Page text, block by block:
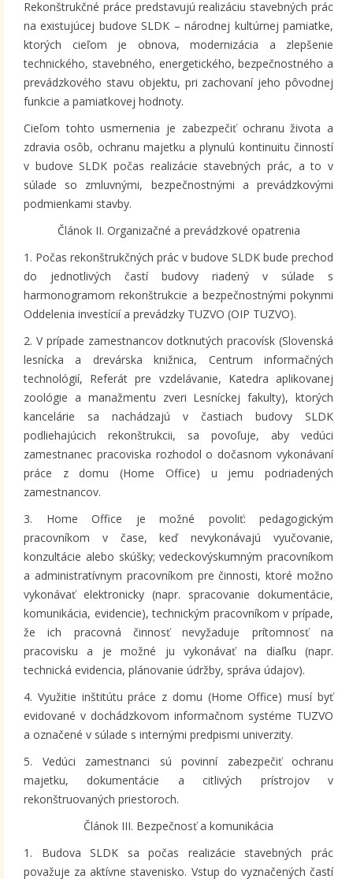
Rekonštrukčné práce predstavujú realizáciu stavebných prác
na existujúcej budove SLDK – národnej kultúrnej pamiatke,
ktorých cieľom je obnova, modernizácia a zlepšenie
technického, stavebného, energetického, bezpečnostného a
prevádzkového stavu objektu, pri zachovaní jeho pôvodnej
funkcie a pamiatkovej hodnoty.
Cieľom tohto usmernenia je zabezpečiť ochranu života a
zdravia osôb, ochranu majetku a plynulú kontinuitu činností
v budove SLDK počas realizácie stavebných prác, a to v
súlade so zmluvnými, bezpečnostnými a prevádzkovými
podmienkami stavby.
Článok II. Organizačné a prevádzkové opatrenia
1. Počas rekonštrukčných prác v budove SLDK bude prechod
do jednotlivých častí budovy riadený v súlade s
harmonogramom rekonštrukcie a bezpečnostnými pokynmi
Oddelenia investícií a prevádzky TUZVO (OIP TUZVO).
2. V prípade zamestnancov dotknutých pracovísk (Slovenská
lesnícka a drevárska knižnica, Centrum informačných
technológií, Referát pre vzdelávanie, Katedra aplikovanej
zoológie a manažmentu zveri Lesníckej fakulty), ktorých
kancelárie sa nachádzajú v častiach budovy SLDK
podliehajúcich rekonštrukcii, sa povoľuje, aby vedúci
zamestnanec pracoviska rozhodol o dočasnom vykonávaní
práce z domu (Home Office) u jemu podriadených
zamestnancov.
3. Home Office je možné povoliť: pedagogickým
pracovníkom v čase, keď nevykonávajú vyučovanie,
konzultácie alebo skúšky; vedeckovýskumným pracovníkom
a administratívnym pracovníkom pre činnosti, ktoré možno
vykonávať elektronicky (napr. spracovanie dokumentácie,
komunikácia, evidencie), technickým pracovníkom v prípade,
že ich pracovná činnosť nevyžaduje prítomnosť na
pracovisku a je možné ju vykonávať na diaľku (napr.
technická evidencia, plánovanie údržby, správa údajov).
4. Využitie inštitútu práce z domu (Home Office) musí byť
evidované v dochádzkovom informačnom systéme TUZVO
a označené v súlade s internými predpismi univerzity.
5. Vedúci zamestnanci sú povinní zabezpečiť ochranu
majetku, dokumentácie a citlivých prístrojov v
rekonštruovaných priestoroch.
Článok III. Bezpečnosť a komunikácia
1. Budova SLDK sa počas realizácie stavebných prác
považuje za aktívne stavenisko. Vstup do vyznačených častí